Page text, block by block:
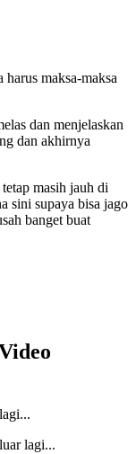
maksa-maksa
dan menjelaskan
dan akhirnya
masih jauh di
sini supaya bisa jago
banget buat
lagi...